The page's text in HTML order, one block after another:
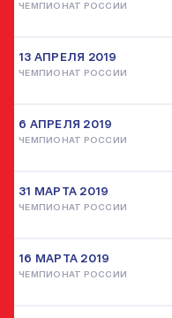
ЧЕМПИОНАТ РОССИИ
13 АПРЕЛЯ 2019
ЧЕМПИОНАТ РОССИИ
6 АПРЕЛЯ 2019
ЧЕМПИОНАТ РОССИИ
31 МАРТА 2019
ЧЕМПИОНАТ РОССИИ
16 МАРТА 2019
ЧЕМПИОНАТ РОССИИ